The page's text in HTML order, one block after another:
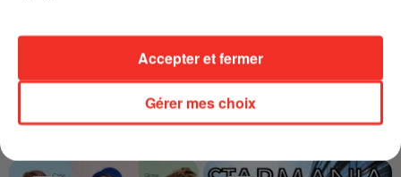
Gérer mes choix
Accepter et fermer